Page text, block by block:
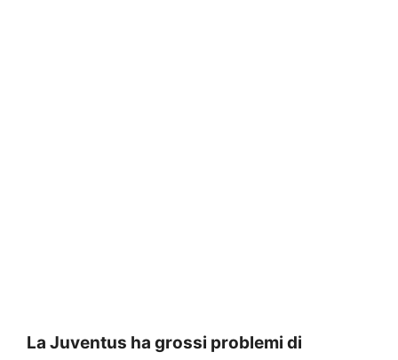
La Juventus ha grossi problemi di